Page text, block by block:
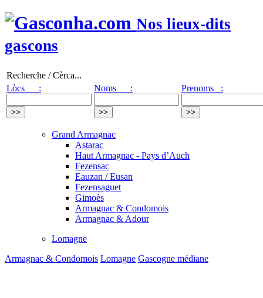
Nos lieux-dits
gascons
Recherche / Cèrca...
Lòcs :
Noms : Prenoms :
Grand Armagnac
Astarac
Haut Armagnac - Pays d’Auch
Fezensac
Eauzan / Eusan
Fezensaguet
Gimoès
Armagnac & Condomois
Armagnac & Adour
Lomagne
Armagnac & Condomois Lomagne Gascogne médiane